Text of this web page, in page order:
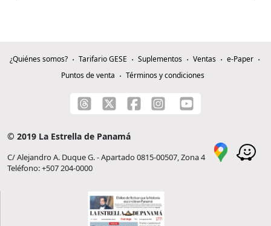
¿Quiénes somos? Tarifario GESE Suplementos Ventas
e-Paper
Puntos de venta
Términos y condiciones
© 2019 La Estrella de Panamá
C/ Alejandro A. Duque G. - Apartado 0815-00507, Zona 4
Teléfono: +507 204-0000